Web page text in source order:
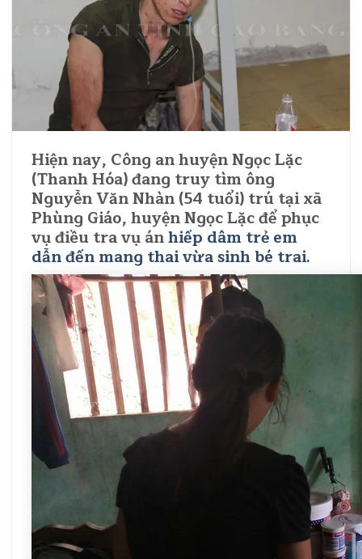
Hiện nay, Công an huyện Ngọc Lặc
(Thanh Hóa) đang truy tìm ông
Nguyễn Văn Nhàn (54 tuổi) trú tại xã
Phùng Giáo, huyện Ngọc Lặc để phục
vụ điều tra vụ ánhiếp dâm trẻ em
dẫn đến mang thai vừa sinh bé trai.